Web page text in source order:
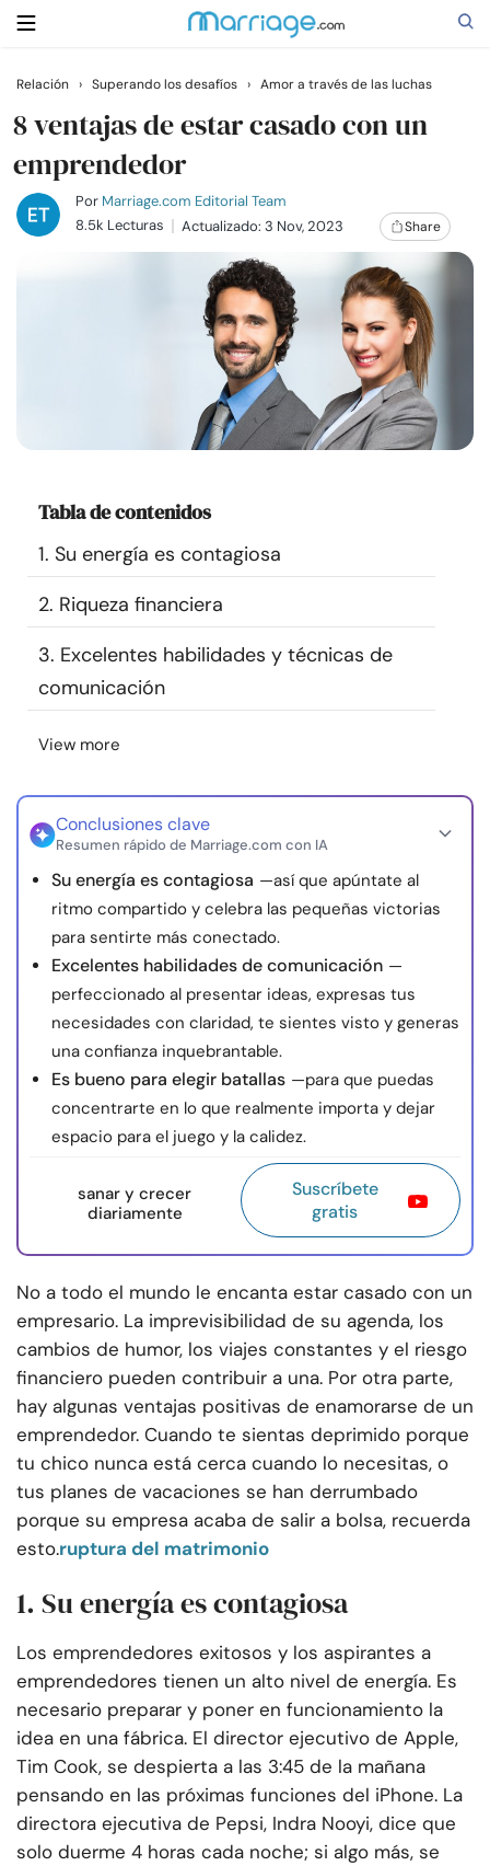
Buscar
Casarse
Cursos
Recursos
Comunidad
Idioma
nosotros
© Copyright 2026. Todos los derechos reservados.
Relación › Superando los desafíos › Amor a través de las luchas
8 ventajas de estar casado con un
emprendedor
Por Marriage.com Editorial Team
8.5k Lecturas
Actualizado: 3 Nov, 2023 Share
Tabla de contenidos
1. Su energía es contagiosa
2. Riqueza financiera
3. Excelentes habilidades y técnicas de
comunicación
View more
Conclusiones clave
Resumen rápido de Marriage.com con IA
Su energía es contagiosa —así que apúntate al
ritmo compartido y celebra las pequeñas victorias
para sentirte más conectado.
Excelentes habilidades de comunicación —
perfeccionado al presentar ideas, expresas tus
necesidades con claridad, te sientes visto y generas
una confianza inquebrantable.
Es bueno para elegir batallas —para que puedas
concentrarte en lo que realmente importa y dejar
espacio para el juego y la calidez.
sanar y crecer
diariamente
Suscríbete
gratis
No a todo el mundo le encanta estar casado con un
empresario. La imprevisibilidad de su agenda, los
cambios de humor, los viajes constantes y el riesgo
financiero pueden contribuir a una. Por otra parte,
hay algunas ventajas positivas de enamorarse de un
emprendedor. Cuando te sientas deprimido porque
tu chico nunca está cerca cuando lo necesitas, o
tus planes de vacaciones se han derrumbado
porque su empresa acaba de salir a bolsa, recuerda
esto.ruptura del matrimonio
1. Su energía es contagiosa
Los emprendedores exitosos y los aspirantes a
emprendedores tienen un alto nivel de energía. Es
necesario preparar y poner en funcionamiento la
idea en una fábrica. El director ejecutivo de Apple,
Tim Cook, se despierta a las 3:45 de la mañana
pensando en las próximas funciones del iPhone. La
directora ejecutiva de Pepsi, Indra Nooyi, dice que
solo duerme 4 horas cada noche; si algo más, se